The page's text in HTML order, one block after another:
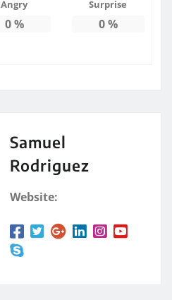
Angry
0%
Surprise
0%
Samuel
Rodriguez
Website: